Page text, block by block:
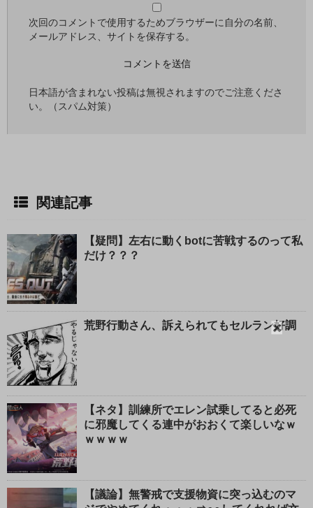
閉
次回のコメントで使用するためブラウザーに自分の名前、
メールアドレス、サイトを保存する。
日本語が含まれない投稿は無視されますのでご注意くださ
い。（スパム対策）
関連記事
【疑問】左右に動くbotに苦戦するのって私
だけ？？？
荒野行動さん、訴えられてもセルラン好調
【ネタ】訓練所でエレン試乗してると必死
に邪魔してくる連中がおおくて楽しいなｗ
ｗｗｗｗ
【議論】無警戒で支援物資に突っ込むのマ